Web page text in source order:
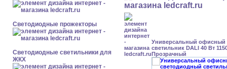
Светодиодные прожекторы
Светодиодные светильники для
ЖКХ
Универсальный офисный
светильник DALI 40 Вт
Прозрачный